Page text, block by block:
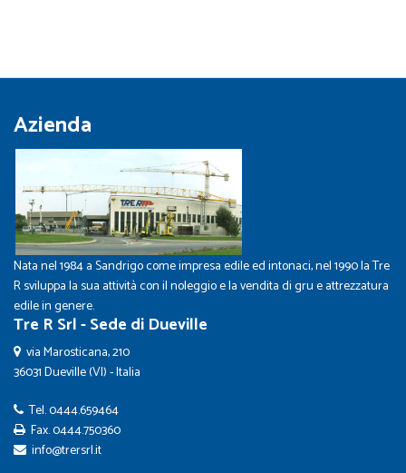
Azienda
Nata nel 1984 a Sandrigo come impresa edile ed intonaci, nel 1990 la Tre
R sviluppa la sua attività con il noleggio e la vendita di gru e attrezzatura
edile in genere.
Tre R Srl - Sede di Dueville
via Marosticana, 210
36031 Dueville (VI) - Italia
Tel.0444.659464
Fax. 0444.750360
info@trersrl.it